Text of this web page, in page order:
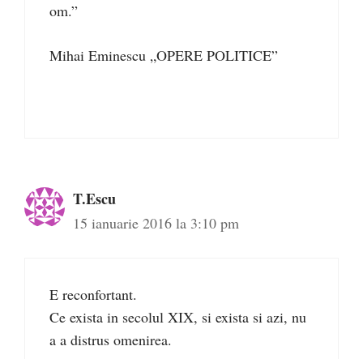
om.”
Mihai Eminescu „OPERE POLITICE”
T.Escu
15 ianuarie 2016 la 3:10 pm
E reconfortant.
Ce exista in secolul XIX, si exista si azi, nu
a a distrus omenirea.